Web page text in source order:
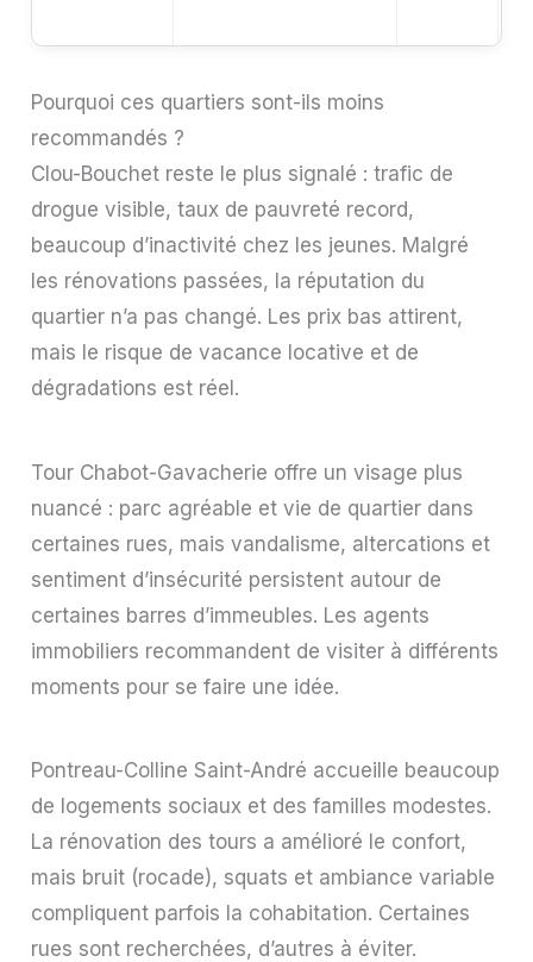
Pourquoi ces quartiers sont-ils moins
recommandés ?
Clou-Bouchet reste le plus signalé : trafic de
drogue visible, taux de pauvreté record,
beaucoup d’inactivité chez les jeunes. Malgré
les rénovations passées, la réputation du
quartier n’a pas changé. Les prix bas attirent,
mais le risque de vacance locative et de
dégradations est réel.
Tour Chabot-Gavacherie offre un visage plus
nuancé : parc agréable et vie de quartier dans
certaines rues, mais vandalisme, altercations et
sentiment d’insécurité persistent autour de
certaines barres d’immeubles. Les agents
immobiliers recommandent de visiter à différents
moments pour se faire une idée.
Pontreau-Colline Saint-André accueille beaucoup
de logements sociaux et des familles modestes.
La rénovation des tours a amélioré le confort,
mais bruit (rocade), squats et ambiance variable
compliquent parfois la cohabitation. Certaines
rues sont recherchées, d’autres à éviter.